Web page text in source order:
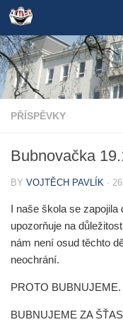
Skip to content
PŘÍSPĚVKY
Bubnovačka
BY VOJTĚCH PAVLÍK ·
I naše škola se zapojila
upozorňuje na
nám není osud těchto
neochrání.
PROTO BUBNUJEME.
BUBNUJEME ZA